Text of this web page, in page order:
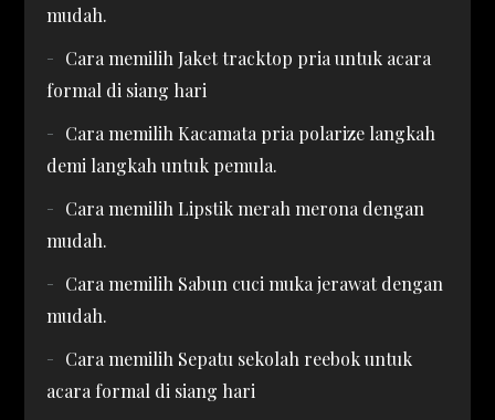
mudah.
Cara memilih Jaket tracktop pria untuk acara
formal di siang hari
Cara memilih Kacamata pria polarize langkah
demi langkah untuk pemula.
Cara memilih Lipstik merah merona dengan
mudah.
Cara memilih Sabun cuci muka jerawat dengan
mudah.
Cara memilih Sepatu sekolah reebok untuk
acara formal di siang hari